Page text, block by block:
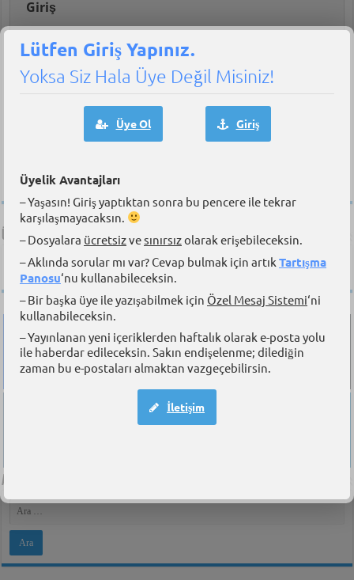
Giriş
Beni hatırla
Üye & Takipçilerimiz
Sitemize üye olan36,453denizci ile birlikteyiz. Ayrıca sosyal
medya kanallarında da sizlerleyiz.
3.734
ÜYE
1.493
TAKIPÇI
Arama
Lütfen Giriş Yapınız.
Yoksa Siz Hala Üye Değil Misiniz!
Üye Ol Giriş
Üyelik Avantajları
– Yaşasın! Giriş yaptıktan sonra bu pencere ile tekrar
karşılaşmayacaksın.
– Dosyalara ücretsizvesınırsızolarak erişebileceksin.
– Aklında sorular mı var? Cevap bulmak için artık Tartışma
Panosu‘nu kullanabileceksin.
– Bir başka üye ile yazışabilmek için Özel Mesaj Sistemi‘ni
kullanabileceksin.
– Yayınlanan yeni içeriklerden haftalık olarak e-posta yolu
ile haberdar edileceksin. Sakın endişelenme; dilediğin
zaman bu e-postaları almaktan vazgeçebilirsin.
İletişim